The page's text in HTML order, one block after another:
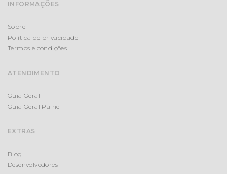
INFORMAÇÕES
Sobre
Política de privacidade
Termos e condições
ATENDIMENTO
Guia Geral
Guia Geral Painel
EXTRAS
Blog
Desenvolvedores